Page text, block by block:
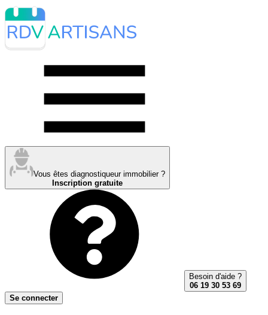
Vous êtes diagnostiqueur immobilier ?
Inscription gratuite
Besoin d'aide ?
06 19 30 53 69
Se connecter